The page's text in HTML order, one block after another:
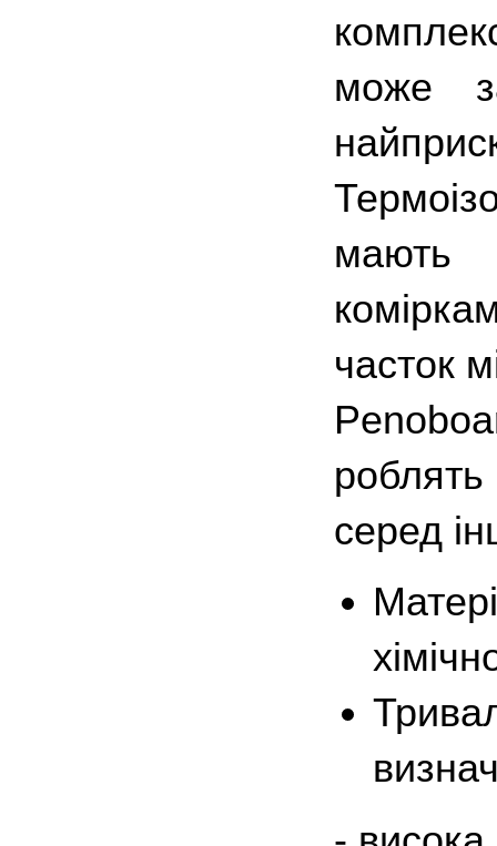
може
мають
часток
серед